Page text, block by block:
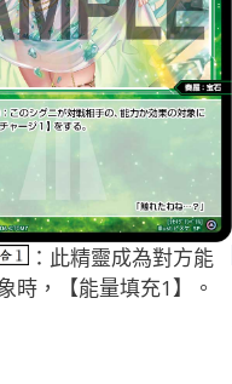
：此精靈成為對方能
時，【能量填充1】。